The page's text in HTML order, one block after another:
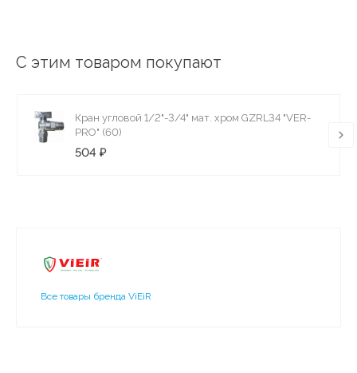
С этим товаром покупают
Кран угловой 1/2"-3/4" мат. хром GZRL34 "VER-
PRO" (60)
504 ₽
Все товары бренда ViEiR